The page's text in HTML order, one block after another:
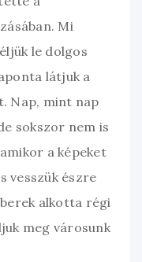
Mi
le dolgos
látjuk a
Nap, mint nap
sokszor nem is
a képeket
vesszük észre
alkotta régi
meg városunk